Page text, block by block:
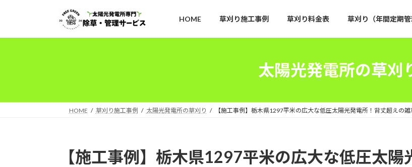
ッ
移
HOME 草刈り施工事例 草刈り料金表 草刈り（年間定期
太陽光発電所の草刈
HOME 草刈り施工事例 太陽光発電所の草刈り 【施工事例】栃木県1297平米の広大な低圧太陽光発電所！背丈超えの
【施工事例】栃木県1297平米の広大な低圧太陽